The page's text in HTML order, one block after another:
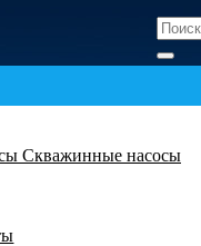
Скважинные насосы